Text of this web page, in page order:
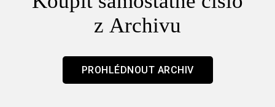
z Archivu
PROHLÉDNOUT ARCHIV